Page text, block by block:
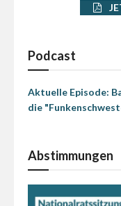
Podcast
Aktuelle Episode:
die
Abstimmungen